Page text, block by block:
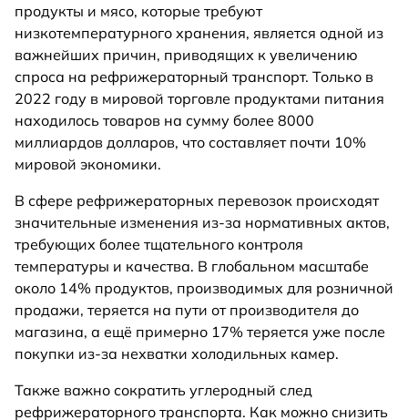
продукты и мясо, которые требуют
низкотемпературного хранения, является одной из
важнейших причин, приводящих к увеличению
спроса на рефрижераторный транспорт. Только в
2022 году в мировой торговле продуктами питания
находилось товаров на сумму более 8000
миллиардов долларов, что составляет почти 10%
мировой экономики.
В сфере рефрижераторных перевозок происходят
значительные изменения из-за нормативных актов,
требующих более тщательного контроля
температуры и качества. В глобальном масштабе
около 14% продуктов, производимых для розничной
продажи, теряется на пути от производителя до
магазина, а ещё примерно 17% теряется уже после
покупки из-за нехватки холодильных камер.
Также важно сократить углеродный след
рефрижераторного транспорта. Как можно снизить